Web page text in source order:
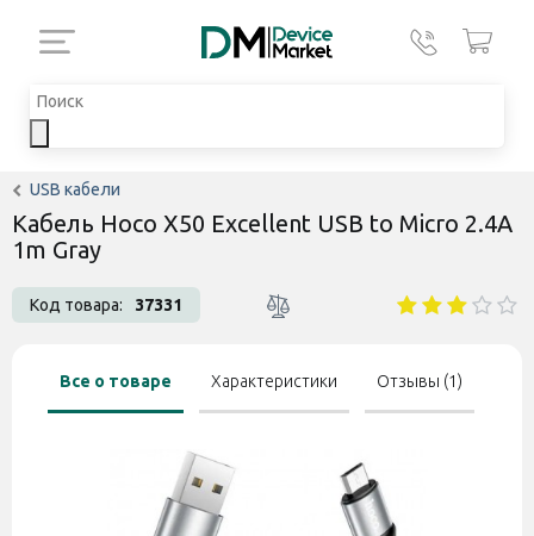
USB кабели
Кабель Hoco X50 Excellent USB to Micro 2.4A
1m Gray
Код товара: 37331
Все о товаре Характеристики Отзывы (1)